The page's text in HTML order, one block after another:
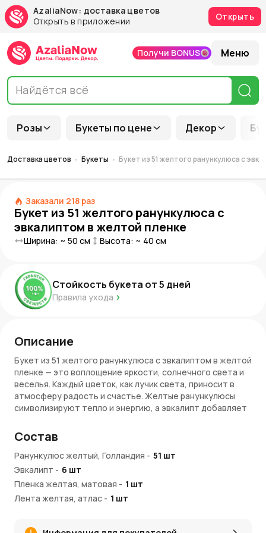
AzaliaNow: доставка цветов
Открыть в приложении
Открыть
Розы Букеты по цене Декор
Получи BONUS Меню
Доставка цветов Букеты Букет из 51 желтого ранункулюса с
Заказали 218 раз
Букет из 51 желтого ранункулюса с
эвкалиптом в желтой пленке
Ширина: ~ 50 см Высота: ~ 40 см
Стойкость букета от5 дней
Правила ухода
Описание
Букет из 51 желтого ранункулюса с эвкалиптом в желтой
пленке — это воплощение яркости, солнечного света и
веселья. Каждый цветок, как лучик света, приносит в
атмосферу радость и счастье. Желтые ранункулюсы
символизируют тепло и энергию, а эвкалипт добавляет
Желтая пленка, в свою очередь, усиливает эффект
солнечной композиции, создавая великолепное и
праздничное настроение.
Преимущества букета
Яркость и элегантность:
Состав
Ранункулюс желтый, Голландия - 51 шт
Эвкалипт - 6 шт
Пленка желтая, матовая - 1 шт
Лента желтая, атлас - 1 шт